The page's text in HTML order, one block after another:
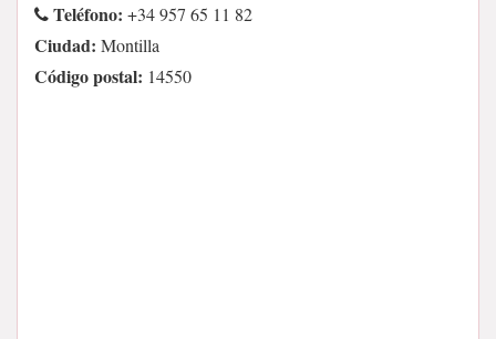
Teléfono: +34 957 65 11 82
Ciudad: Montilla
Código postal: 14550